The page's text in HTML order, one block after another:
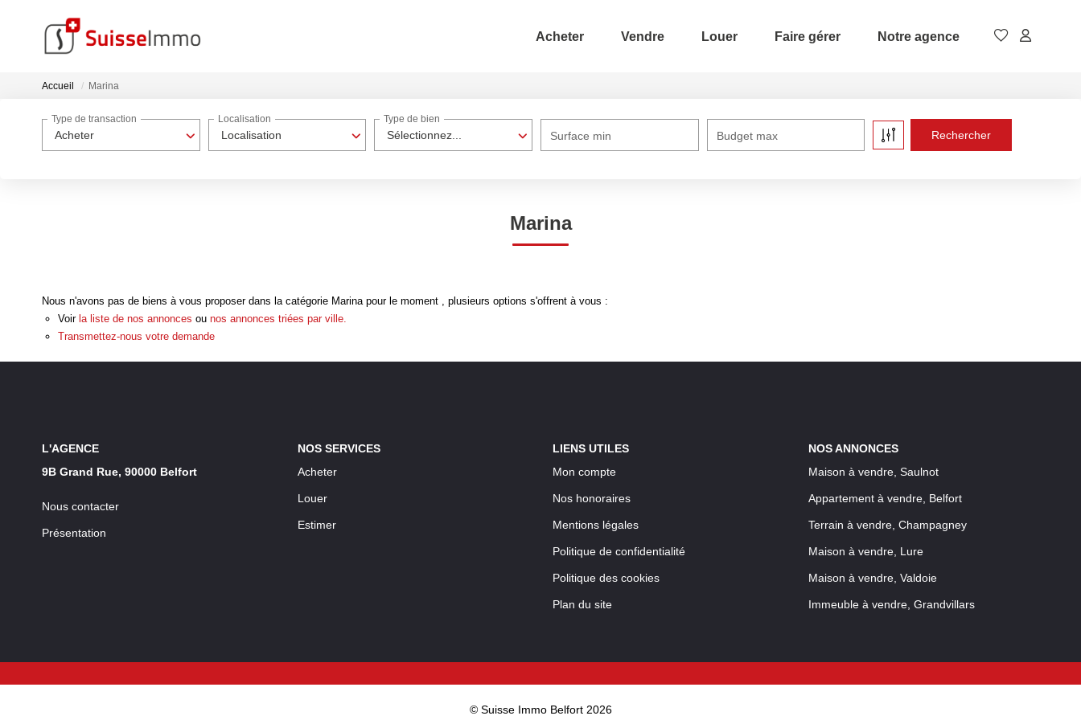
Acheter Vendre Louer Faire gérer Notre agence
Accueil Marina
Acheter
Type de transaction
Localisation
Localisation
Sélectionnez...
Type de bien
Surface min Budget max
Marina
Nous n'avons pas de biens à vous proposer dans la catégorie Marina pour le moment , plusieurs options s'offrent à vous :
Voir la liste de nos annonces ou nos annonces triées par ville.
Transmettez-nous votre demande
L'AGENCE
9B Grand Rue, 90000 Belfort
Nous contacter
Présentation
NOS SERVICES
Acheter
Louer
Estimer
LIENS UTILES
Mon compte
Nos honoraires
Mentions légales
Politique de confidentialité
Politique des cookies
Plan du site
NOS ANNONCES
Maison à vendre, Saulnot
Appartement à vendre, Belfort
Terrain à vendre, Champagney
Maison à vendre, Lure
Maison à vendre, Valdoie
Immeuble à vendre, Grandvillars
© Suisse Immo Belfort 2026